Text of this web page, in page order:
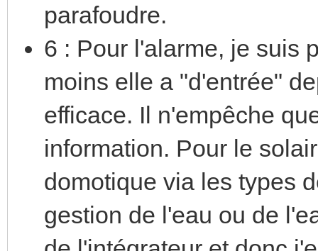
parafoudre.
6 : Pour l'alarme, je suis
moins elle a "d'entrée"
efficace. Il n'empêche
information. Pour le
domotique via les types
gestion de l'eau ou de